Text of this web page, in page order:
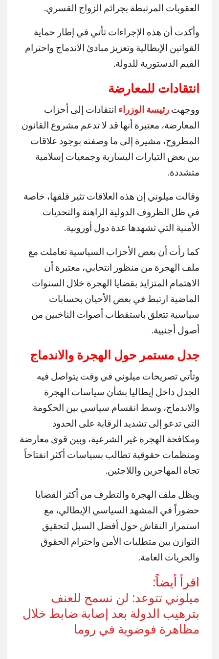
العقوبات المرتبطة بجرائم الزواج القسري.
وأكدت أن هذه الإجراءات تأتي في إطار حماية
القوانين الإيطالية وتعزيز مبادئ الاندماج واحترام
القيم الدستورية للدولة.
انتقادات للمعارضة
ووجهت رئيسة الوزراء انتقادات إلى أحزاب
المعارضة، معتبرة أنها قد لا تدعم مشروع القانون
المطروح، مشيرة إلى ما وصفته بوجود علاقات
بين بعض التيارات اليسارية وجمعيات إسلامية
متشددة.
وقالت ميلوني إن هذه العلاقات تثير قلقها، خاصة
في ظل الظروف الدولية الراهنة والتحديات
الأمنية التي تشهدها عدة دول أوروبية.
كما رأت أن بعض الأحزاب السياسية تعاملت مع
ملف الهجرة من منظور انتخابي، معتبرة أن
الاهتمام المتزايد بقضايا الهجرة خلال السنوات
الماضية ارتبط في بعض الأحيان بحسابات
سياسية تتعلق باستقطاب أصوات الناخبين من
أصول أجنبية.
جدل مستمر حول الهجرة والاندماج
وتأتي تصريحات ميلوني في وقت يتواصل فيه
الجدل داخل إيطاليا بشأن سياسات الهجرة
والاندماج، وسط انقسام سياسي بين الحكومة
التي تدعو إلى تشديد الرقابة على الحدود
ومكافحة الهجرة غير الشرعية، وبين قوى معارضة
ومنظمات حقوقية تطالب بسياسات أكثر انفتاحاً
تجاه المهاجرين واللاجئين.
ويظل ملف الهجرة والتطرف من أكثر القضايا
حضوراً في المشهد السياسي الإيطالي، مع
استمرار النقاش حول أفضل السبل لتحقيق
التوازن بين متطلبات الأمن واحترام الحقوق
والحريات العامة.
اقرأ أيضاً:
ميلوني تتوعد: لن نسمح للعنف
بترهيب الدولة بعد إصابة ضابط خلال
مظاهرة فوضوية في روما